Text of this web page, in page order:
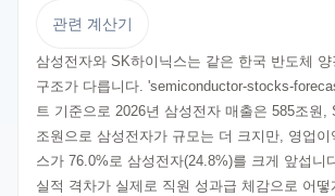
관련 계산기
삼성전자와 SK하이닉스는 같은 한국 반도체
구조가 다릅니다. 'semiconductor-stocks-
트 기준으로 2026년 삼성전자 매출은 585조원,
조원으로 삼성전자가 규모는 더 크지만, 영업이
스가 76.0%로 삼성전자(24.8%)를 크게 앞섭니
실적 격차가 실제로 직원 성과급 체감으로 어떻